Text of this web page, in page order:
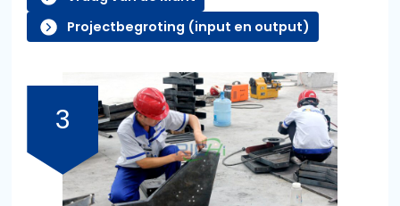
Projectbegroting (input en output)
3